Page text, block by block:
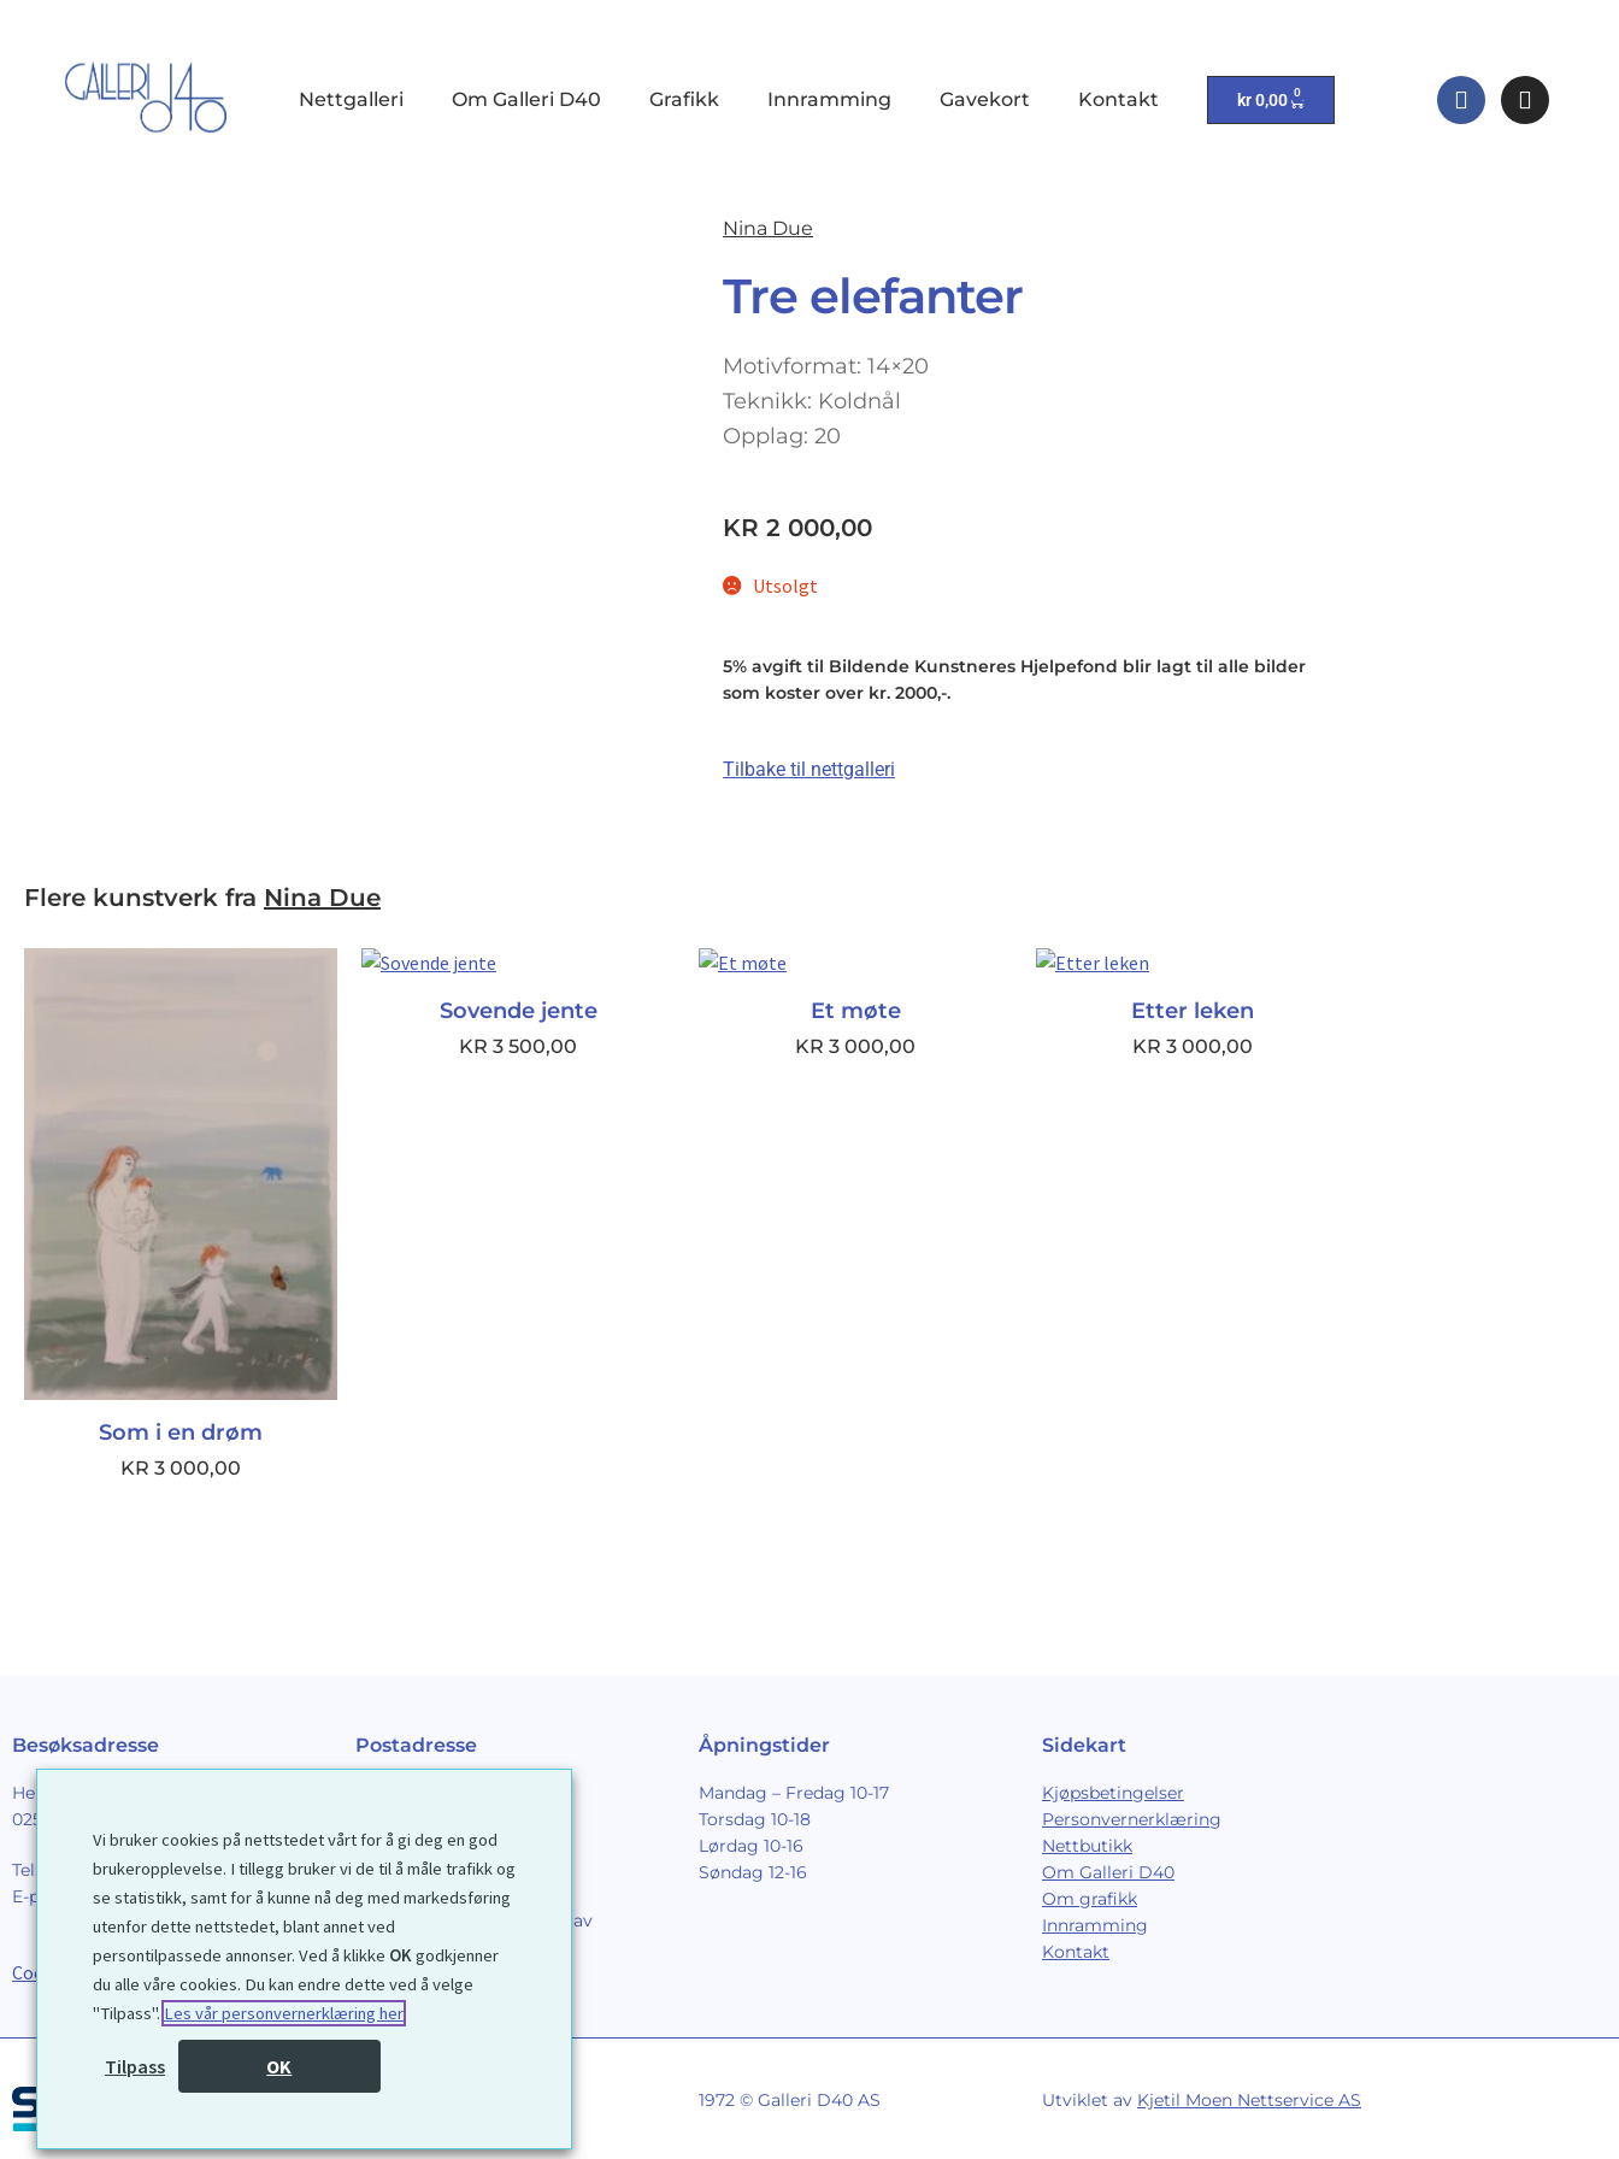
Nettgalleri Om Galleri D40 Grafikk Innramming Gavekort Kontakt kr0,00 0
Nina Due
Tre elefanter
Motivformat: 14×20
Teknikk: Koldnål
Opplag: 20
KR 2 000,00
Utsolgt
5% avgift til Bildende Kunstneres Hjelpefond blir lagt til alle bilder
som koster over kr. 2000,-.
Tilbake til nettgalleri
Flere kunstverk fra Nina Due
Som i en drøm
KR 3 000,00
Sovende jente
KR 3 500,00
Et møte
KR 3 000,00
Etter leken
KR 3 000,00
Besøksadresse
Henrik Ibsens gt. 90
0255 Oslo
Tel:
22 44 85 86
E-post:
galleri@d40.no
Cookies
Postadresse
0201 Oslo
Mobilnummer til sporing av
forsendelser: 91924069
Åpningstider
Mandag – Fredag 10-17
Torsdag 10-18
Lørdag 10-16
Søndag 12-16
Sidekart
Kjøpsbetingelser
Personvernerklæring
Nettbutikk
Om Galleri D40
Om grafikk
Innramming
Kontakt
1972 © Galleri D40 AS Utviklet av Kjetil Moen Nettservice AS
Vi bruker cookies på nettstedet vårt for å gi deg en god
brukeropplevelse. I tillegg bruker vi de til å måle trafikk og
se statistikk, samt for å kunne nå deg med markedsføring
utenfor dette nettstedet, blant annet ved
persontilpassede annonser. Ved å klikke OKgodkjenner
du alle våre cookies. Du kan endre dette ved å velge
"Tilpass". Les vår personvernerklæring her
Tilpass OK